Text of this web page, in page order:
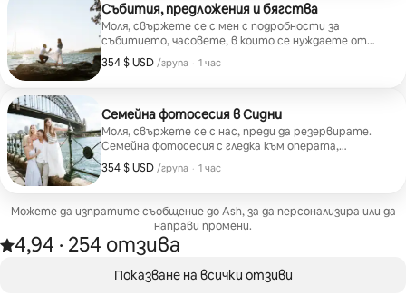
зашеметяващи места! Свържете се с мен за идеи!
Събития, предложения и бягства
Моля, свържете се с мен с подробности за
събитието, часовете, в които се нуждаете от
мен, и броя на хората за оферта! Свържете се с
нас, преди да резервирате. Благодарим ви!
354 $ USD /група
354 $ USD за група
, · 1 час
Семейна фотосесия в Сидни
Моля, свържете се с нас, преди да резервирате.
Семейна фотосесия с гледка към операта,
ботаническата градина или източния крайбрежен
квартал.
354 $ USD /група
354 $ USD за група
, · 1 час
Можете да изпратите съобщение до Ash, за да персонализира или да
направи промени.
4,94 от 5 звезди от 254 отзива
4,94
, · 254 отзива
Показване на 0 от 0 елемента
Показване на всички отзиви